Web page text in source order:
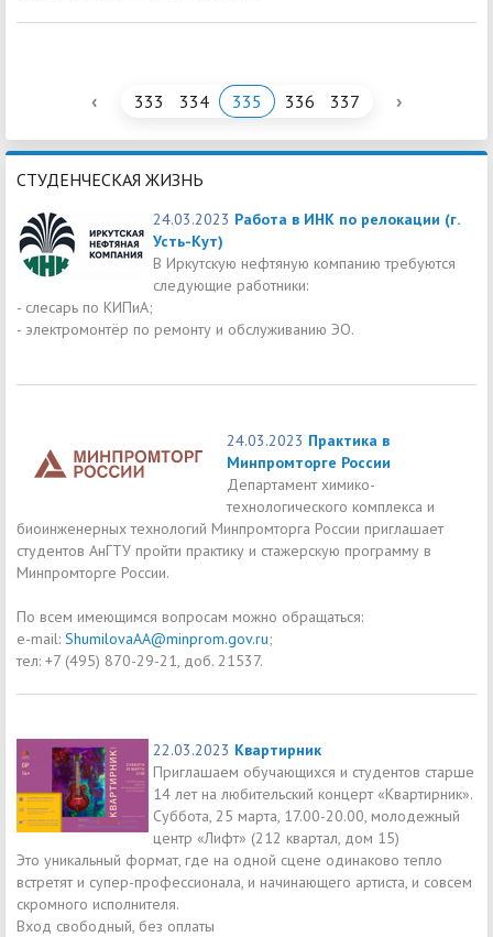
‹ 333 334 335 336 337 ›
СТУДЕНЧЕСКАЯ ЖИЗНЬ
24.03.2023 Работа в ИНК по релокации (г.
Усть-Кут)
В Иркутскую нефтяную компанию требуются
следующие работники:
- слесарь по КИПиА;
- электромонтёр по ремонту и обслуживанию ЭО.
24.03.2023 Практика в
Минпромторге России
Департамент химико-
технологического комплекса и
биоинженерных технологий Минпромторга России приглашает
студентов АнГТУ пройти практику и стажерскую программу в
Минпромторге России.
По всем имеющимся вопросам можно обращаться:
e-mail: ShumilovaAA@minprom.gov.ru;
тел: +7 (495) 870-29-21, доб. 21537.
22.03.2023 Квартирник
Приглашаем обучающихся и студентов старше
14 лет на любительский концерт «Квартирник».
Суббота, 25 марта, 17.00-20.00, молодежный
центр «Лифт» (212 квартал, дом 15)
Это уникальный формат, где на одной сцене одинаково тепло
встретят и супер-профессионала, и начинающего артиста, и совсем
скромного исполнителя.
Вход свободный, без оплаты